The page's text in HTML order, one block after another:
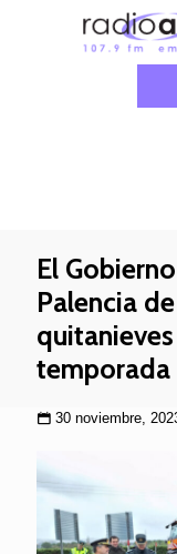
El
Palencia
temporada
30 noviembre,